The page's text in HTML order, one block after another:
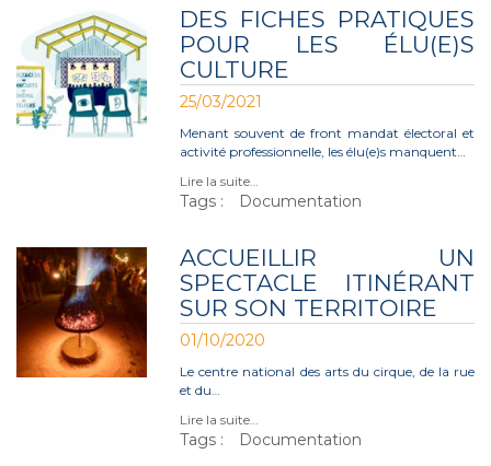
DES FICHES PRATIQUES
POUR LES ÉLU(E)S
CULTURE
25/03/2021
Menant souvent de front mandat électoral et
activité professionnelle, les élu(e)s manquent…
Lire la suite…
Tags : Documentation
ACCUEILLIR UN
SPECTACLE ITINÉRANT
SUR SON TERRITOIRE
01/10/2020
Le centre national des arts du cirque, de la rue
et du…
Lire la suite…
Tags : Documentation